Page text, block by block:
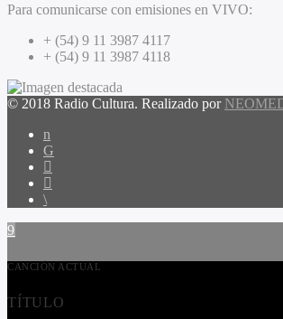
Para comunicarse con emisiones en VIVO:
+ (54) 9 11 3987 4117
+ (54) 9 11 3987 4118
© 2018 Radio Cultura. Realizado por
CANCIÓN ACTUAL
TÍTULO